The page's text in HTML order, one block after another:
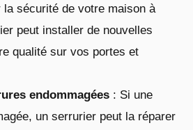
sécurité de votre maison à
peut installer de nouvelles
qualité sur vos portes et
endommagées : Si une
un serrurier peut la réparer